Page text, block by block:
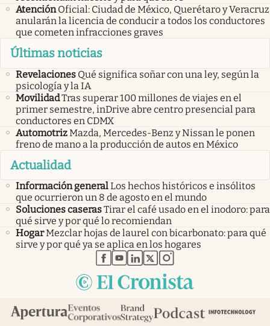
Atención Oficial: Ciudad de México, Querétaro y Veracruz
anularán la licencia de conducir a todos los conductores
que cometen infracciones graves
Últimas noticias
Revelaciones Qué significa soñar con una ley, según la
psicología y la IA
MovilidadTras superar 100 millones de viajes en el
primer semestre, inDrive abre centro presencial para
conductores en CDMX
AutomotrizMazda, Mercedes-Benz y Nissan le ponen
freno de mano a la producción de autos en México
Actualidad
Información generalLos hechos históricos e insólitos
que ocurrieron un 8 de agosto en el mundo
Soluciones caserasTirar el café usado en el inodoro: para
qué sirve y por qué lo recomiendan
HogarMezclar hojas de laurel con bicarbonato: para qué
sirve y por qué ya se aplica en los hogares
abre en nueva pestaña
abre en nueva pestaña
abre en nueva pestaña
abre en nueva pestaña
abre en nueva pestaña